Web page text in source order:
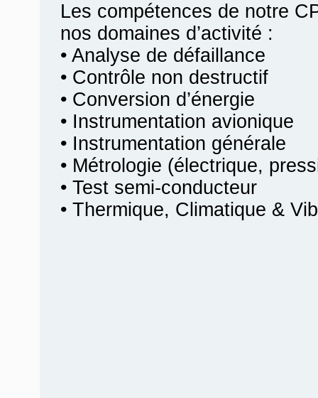
Les compétences de notre
nos domaines d’activité :
• Analyse de défaillance
• Contrôle non destructif
• Conversion d’énergie
• Instrumentation avionique
• Instrumentation générale
• Métrologie (électrique,
• Test semi-conducteur
• Thermique, Climatique &